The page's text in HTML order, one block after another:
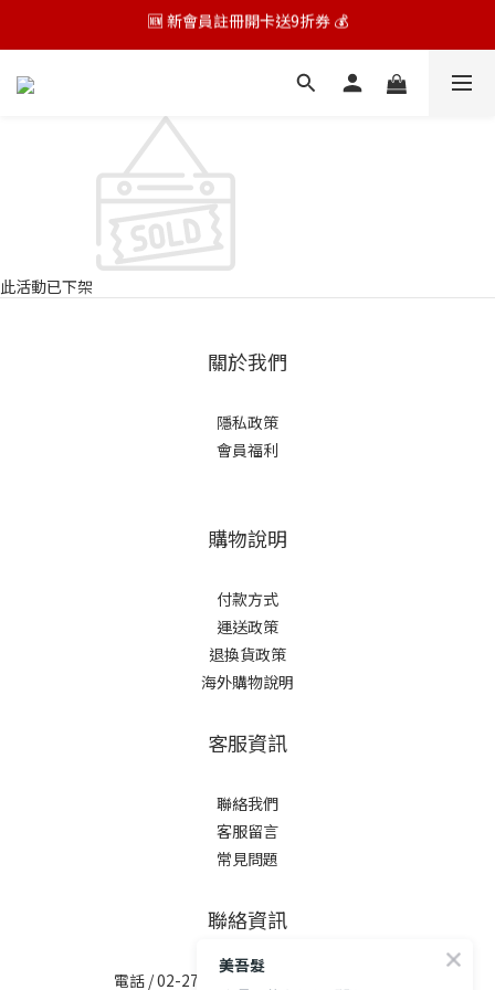
🆕 新會員註冊開卡送9折券 💰
🆕 新會員註冊開卡送9折券 💰
🆕 新會員註冊開卡送9折券 💰
此活動已下架
關於我們
隱私政策
會員福利
購物說明
付款方式
運送政策
退換貨政策
海外購物說明
客服資訊
聯絡我們
客服留言
常見問題
聯絡資訊
電話 / 02-2713-6621 (無提供訂購服務)
美吾髮